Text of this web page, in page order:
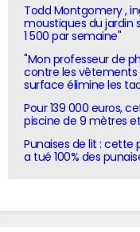
Todd Montgomery ,
moustiques du jardin
1 500 par semaine"
"Mon professeur de
contre les vêtements
surface élimine les
Pour 139 000 euros,
piscine de 9 mètres
Punaises de lit :
a tué 100% des